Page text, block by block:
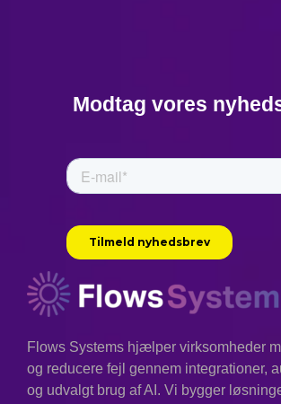
Modtag vores
Flows Systems hjælper virksomheder
og reducere fejl gennem integrationer,
og udvalgt brug af AI. Vi bygger